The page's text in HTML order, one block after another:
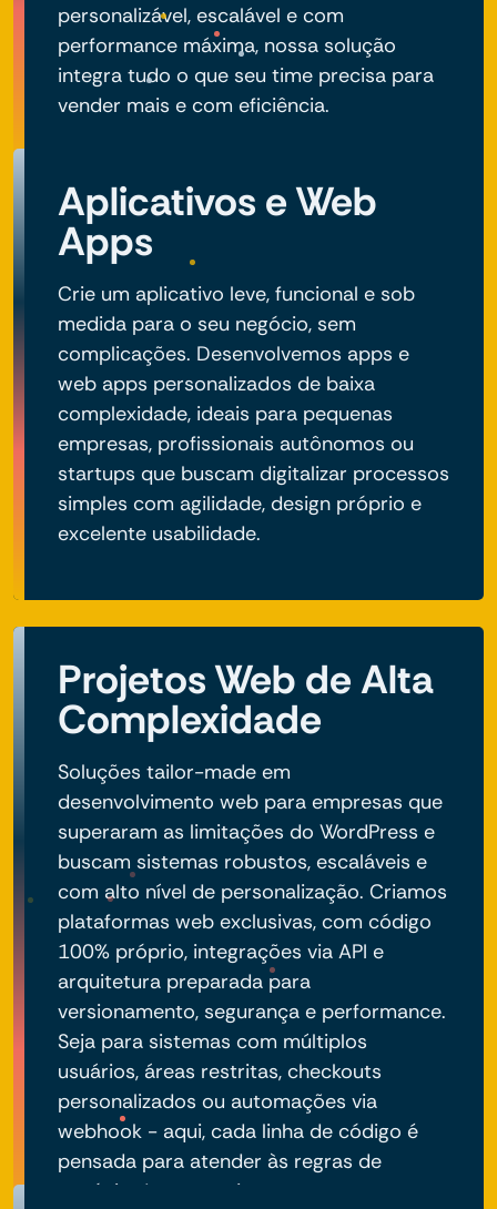
personalizável, escalável e com
performance máxima, nossa solução
integra tudo o que seu time precisa para
vender mais e com eficiência.
Aplicativos e Web
Apps
Crie um aplicativo leve, funcional e sob
medida para o seu negócio, sem
complicações. Desenvolvemos apps e
web apps personalizados de baixa
complexidade, ideais para pequenas
empresas, profissionais autônomos ou
startups que buscam digitalizar processos
simples com agilidade, design próprio e
excelente usabilidade.
Projetos Web de Alta
Complexidade
Soluções tailor-made em
desenvolvimento web para empresas que
superaram as limitações do WordPress e
buscam sistemas robustos, escaláveis e
com alto nível de personalização. Criamos
plataformas web exclusivas, com código
100% próprio, integrações via API e
arquitetura preparada para
versionamento, segurança e performance.
Seja para sistemas com múltiplos
usuários, áreas restritas, checkouts
personalizados ou automações via
webhook - aqui, cada linha de código é
pensada para atender às regras de
negócio do seu projeto.